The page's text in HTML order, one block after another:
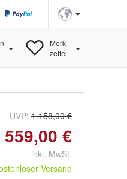
Merk-
zettel
UVP: 1.158,00 €
559,00 €
inkl. MwSt.
Versand